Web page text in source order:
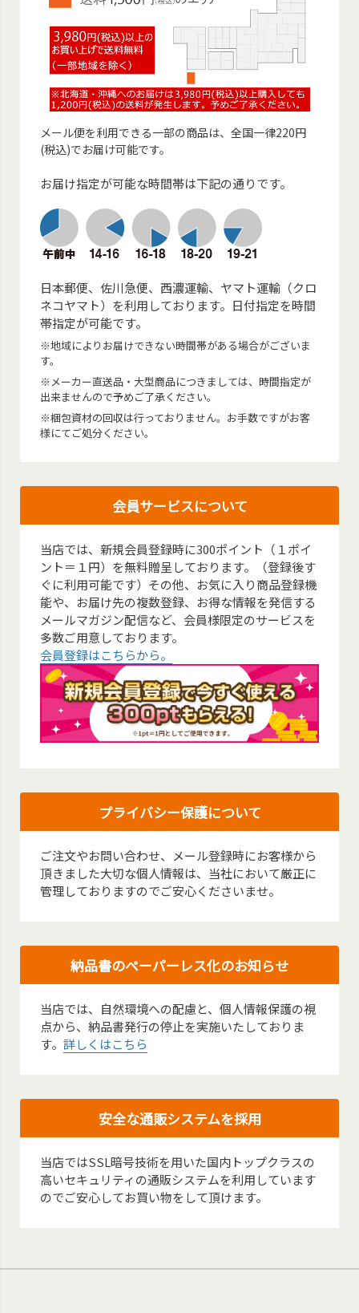
メール便を利用できる一部の商品は、全国一律220円
(税込)でお届け可能です。
お届け指定が可能な時間帯は下記の通りです。
日本郵便、佐川急便、西濃運輸、ヤマト運輸（クロ
ネコヤマト）を利用しております。日付指定を時間
帯指定が可能です。
※地域によりお届けできない時間帯がある場合がございま
す。
※メーカー直送品・大型商品につきましては、時間指定が
出来ませんので予めご了承ください。
※梱包資材の回収は行っておりません。お手数ですがお客
様にてご処分ください。
会員サービスについて
当店では、新規会員登録時に300ポイント（１ポイ
ント＝１円）を無料贈呈しております。（登録後す
ぐに利用可能です）その他、お気に入り商品登録機
能や、お届け先の複数登録、お得な情報を発信する
メールマガジン配信など、会員様限定のサービスを
多数ご用意しております。
会員登録はこちらから。
プライバシー保護について
ご注文やお問い合わせ、メール登録時にお客様から
頂きました大切な個人情報は、当社において厳正に
管理しておりますのでご安心くださいませ。
納品書のペーパーレス化のお知らせ
当店では、自然環境への配慮と、個人情報保護の視
点から、納品書発行の停止を実施いたしておりま
す。詳しくはこちら
安全な通販システムを採用
当店ではSSL暗号技術を用いた国内トップクラスの
高いセキュリティの通販システムを利用しています
のでご安心してお買い物をして頂けます。